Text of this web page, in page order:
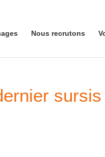
Nous recrutons
sursis